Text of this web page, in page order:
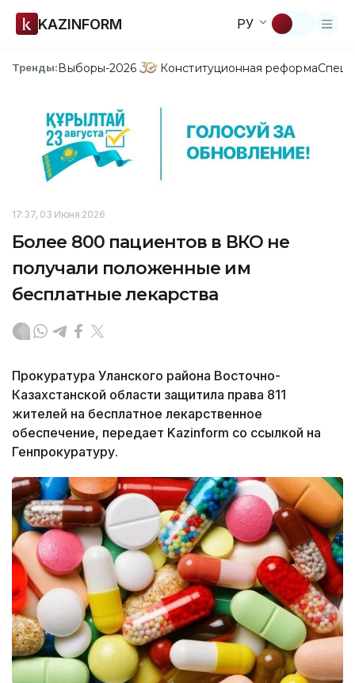
KAZINFORM РУ
Тренды:Выборы-2026 Конституционная реформа
17:37, 03 Июня 2026
Более 800 пациентов в ВКО не
получали положенные им
бесплатные лекарства
Прокуратура Уланского района Восточно-
Казахстанской области защитила права 811
жителей на бесплатное лекарственное
обеспечение, передает Kazinform со ссылкой на
Генпрокуратуру.